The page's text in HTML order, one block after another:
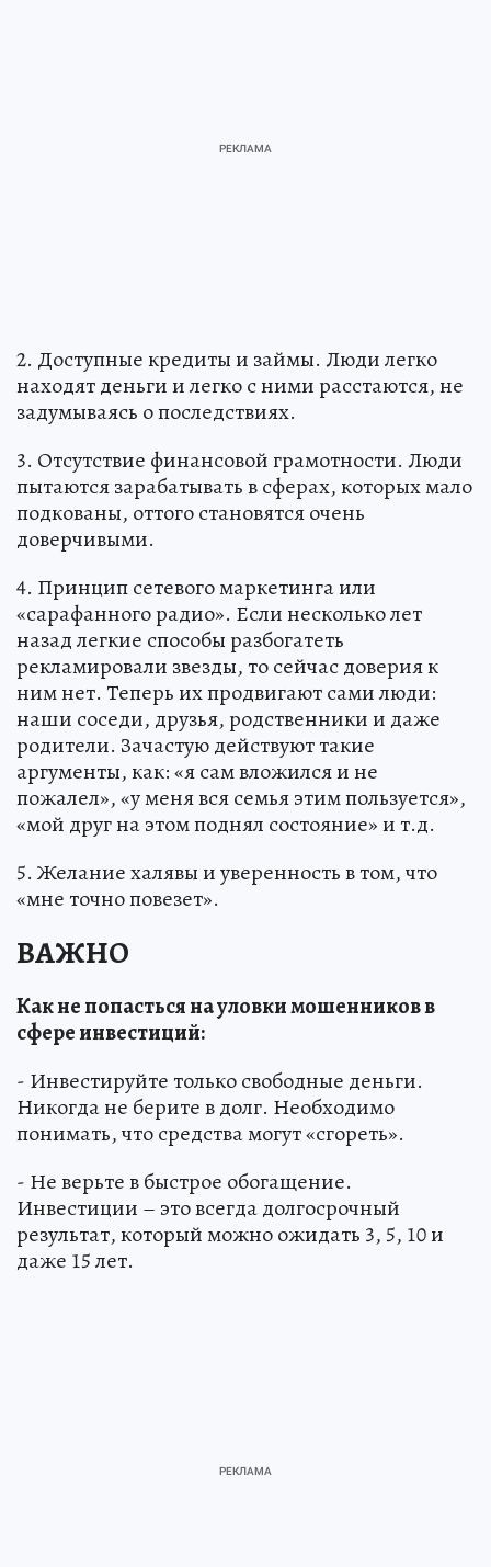
2. Доступные кредиты и займы. Люди легко
находят деньги и легко с ними расстаются, не
задумываясь о последствиях.
3. Отсутствие финансовой грамотности. Люди
пытаются зарабатывать в сферах, которых мало
подкованы, оттого становятся очень
доверчивыми.
4. Принцип сетевого маркетинга или
«сарафанного радио». Если несколько лет
назад легкие способы разбогатеть
рекламировали звезды, то сейчас доверия к
ним нет. Теперь их продвигают сами люди:
наши соседи, друзья, родственники и даже
родители. Зачастую действуют такие
аргументы, как: «я сам вложился и не
пожалел», «у меня вся семья этим пользуется»,
«мой друг на этом поднял состояние» и т.д.
5. Желание халявы и уверенность в том, что
«мне точно повезет».
ВАЖНО
Как не попасться на уловки мошенников в
сфере инвестиций:
- Инвестируйте только свободные деньги.
Никогда не берите в долг. Необходимо
понимать, что средства могут «сгореть».
- Не верьте в быстрое обогащение.
Инвестиции – это всегда долгосрочный
результат, который можно ожидать 3, 5, 10 и
даже 15 лет.